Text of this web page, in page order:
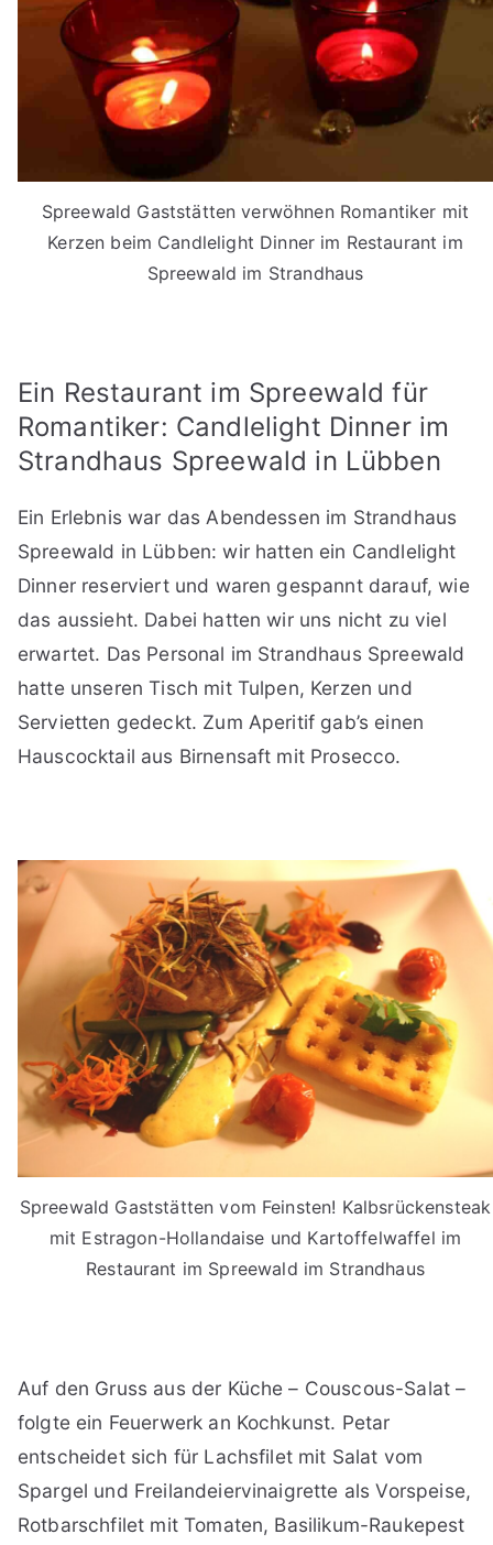
Spreewald Gaststätten verwöhnen Romantiker mit
Kerzen beim Candlelight Dinner im Restaurant im
Spreewald im Strandhaus
Ein Restaurant im Spreewald für
Romantiker: Candlelight Dinner im
Strandhaus Spreewald in Lübben
Ein Erlebnis war das Abendessen im Strandhaus
Spreewald in Lübben: wir hatten ein Candlelight
Dinner reserviert und waren gespannt darauf, wie
das aussieht. Dabei hatten wir uns nicht zu viel
erwartet. Das Personal im Strandhaus Spreewald
hatte unseren Tisch mit Tulpen, Kerzen und
Servietten gedeckt. Zum Aperitif gab’s einen
Hauscocktail aus Birnensaft mit Prosecco.
Spreewald Gaststätten vom Feinsten! Kalbsrückensteak
mit Estragon-Hollandaise und Kartoffelwaffel im
Restaurant im Spreewald im Strandhaus
Auf den Gruss aus der Küche – Couscous-Salat –
folgte ein Feuerwerk an Kochkunst. Petar
entscheidet sich für Lachsfilet mit Salat vom
Spargel und Freilandeiervinaigrette als Vorspeise,
Rotbarschfilet mit Tomaten, Basilikum-Raukepest